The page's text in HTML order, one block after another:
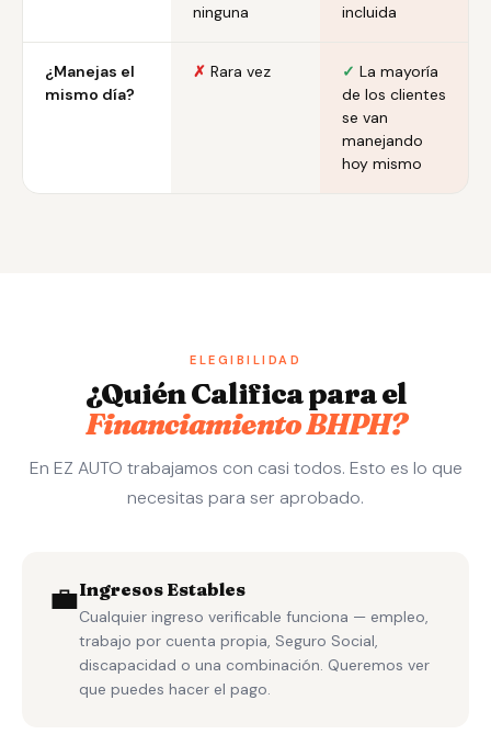
ninguna
incluida
¿Manejas el
mismo día?
✗ Rara vez ✓ La mayoría
de los clientes
se van
manejando
hoy mismo
ELEGIBILIDAD
¿Quién Califica para el
Financiamiento BHPH?
En EZ AUTO trabajamos con casi todos. Esto es lo que
necesitas para ser aprobado.
💼Ingresos Estables
Cualquier ingreso verificable funciona — empleo,
trabajo por cuenta propia, Seguro Social,
discapacidad o una combinación. Queremos ver
que puedes hacer el pago.